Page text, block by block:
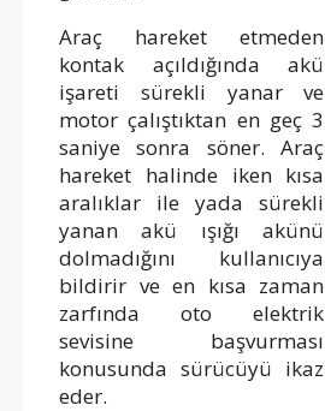
Araç hareket etmeden
kontak açıldığında akü
işareti sürekli yanar ve
motor çalıştıktan en geç 3
saniye sonra söner. Araç
hareket halinde iken kısa
aralıklar ile yada sürekli
yanan akü ışığı akünü
dolmadığını kullanıcıya
bildirir ve en kısa zaman
zarfında oto elektrik
sevisine başvurması
konusunda sürücüyü ikaz
eder.